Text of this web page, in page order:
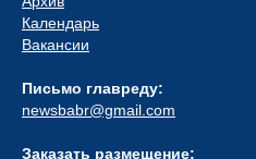
Календарь
Вакансии
Письмо главреду:
newsbabr@gmail.com
Заказать размещение: